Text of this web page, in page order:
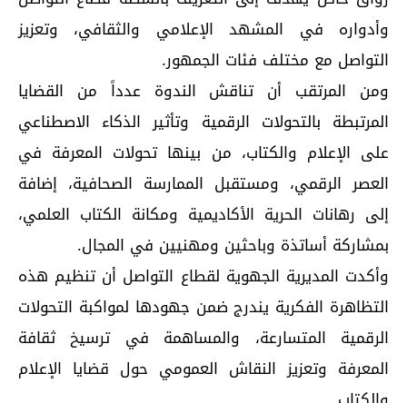
وأدواره في المشهد الإعلامي والثقافي، وتعزيز
التواصل مع مختلف فئات الجمهور.
ومن المرتقب أن تناقش الندوة عدداً من القضايا
المرتبطة بالتحولات الرقمية وتأثير الذكاء الاصطناعي
على الإعلام والكتاب، من بينها تحولات المعرفة في
العصر الرقمي، ومستقبل الممارسة الصحافية، إضافة
إلى رهانات الحرية الأكاديمية ومكانة الكتاب العلمي،
بمشاركة أساتذة وباحثين ومهنيين في المجال.
وأكدت المديرية الجهوية لقطاع التواصل أن تنظيم هذه
التظاهرة الفكرية يندرج ضمن جهودها لمواكبة التحولات
الرقمية المتسارعة، والمساهمة في ترسيخ ثقافة
المعرفة وتعزيز النقاش العمومي حول قضايا الإعلام